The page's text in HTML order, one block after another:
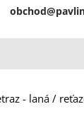
- laná /